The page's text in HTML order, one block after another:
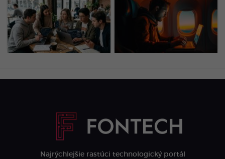
Dôchodok už v 20-ke:
Generácia Z odmieta
drieť do staroby, zavádza
nový trend
Lietanie ti na celé dni
ochromí myseľ aj
trávenie. Dve veci
rozhodnú o tom, ako
veľmi ťa cesta zomelie
Najrýchlejšie rastúci technologický portál